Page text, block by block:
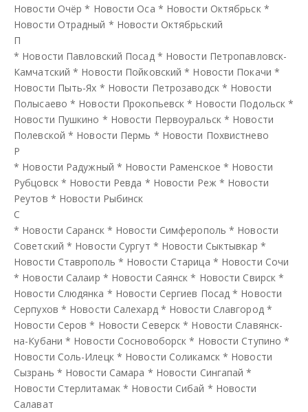
Новости Очёр * Новости Оса * Новости Октябрьск *
Новости Отрадный * Новости Октябрьский
П
* Новости Павловский Посад * Новости Петропавловск-
Камчатский * Новости Пойковский * Новости Покачи *
Новости Пыть-Ях * Новости Петрозаводск * Новости
Полысаево * Новости Прокопьевск * Новости Подольск *
Новости Пушкино * Новости Первоуральск * Новости
Полевской * Новости Пермь * Новости Похвистнево
Р
* Новости Радужный * Новости Раменское * Новости
Рубцовск * Новости Ревда * Новости Реж * Новости
Реутов * Новости Рыбинск
С
* Новости Саранск * Новости Симферополь * Новости
Советский * Новости Сургут * Новости Сыктывкар *
Новости Ставрополь * Новости Старица * Новости Сочи
* Новости Салаир * Новости Саянск * Новости Свирск *
Новости Слюдянка * Новости Сергиев Посад * Новости
Серпухов * Новости Салехард * Новости Славгород *
Новости Серов * Новости Северск * Новости Славянск-
на-Кубани * Новости Сосновоборск * Новости Ступино *
Новости Соль-Илецк * Новости Соликамск * Новости
Сызрань * Новости Самара * Новости Сингапай *
Новости Стерлитамак * Новости Сибай * Новости
Салават